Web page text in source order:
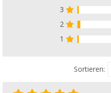
3
2
1
Sortieren: